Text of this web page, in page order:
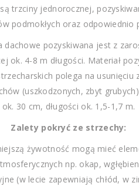
trzciny jednorocznej,
podmokłych oraz odpowiednio
dachowe pozyskiwana jest z
ok. 4-8 m długości. Materiał
polega na usunięciu
(uszkodzonych, zbyt
ok. 30 cm, długości ok. 1,5-1,7 m.
Zalety pokryć ze strzechy:
żywotność mogą mieć
np. okap,
(w lecie zapewniają chłód, w